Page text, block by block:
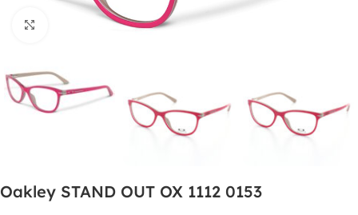
Klick zum Vergrößern
Oakley STAND OUT OX 1112 0153